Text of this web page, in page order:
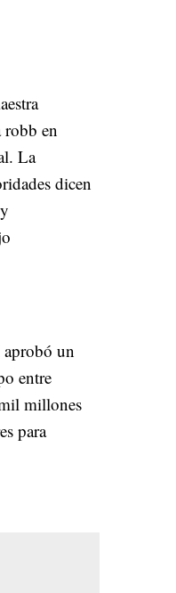
robb en
La
dicen
aprobó un
entre
millones
para